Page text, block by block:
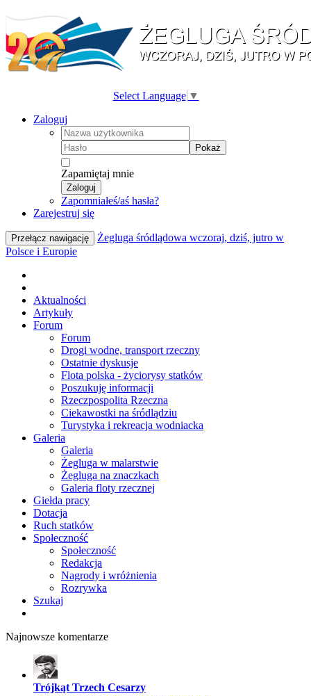
Select Language ▼
Zaloguj
Pokaż
Zapamiętaj mnie
Zaloguj
Zapomniałeś/aś hasła?
Zarejestruj się
Przełącz nawigację
Żegluga śródlądowa wczoraj, dziś, jutro w
Polsce i Europie
Aktualności
Artykuły
Forum
Forum
Drogi wodne, transport rzeczny
Ostatnie dyskusje
Flota polska - życiorysy statków
Poszukuję informacji
Rzeczpospolita Rzeczna
Ciekawostki na śródlądziu
Turystyka i rekreacja wodniacka
Galeria
Galeria
Żegluga w malarstwie
Żegluga na znaczkach
Galeria floty rzecznej
Giełda pracy
Dotacja
Ruch statków
Społeczność
Społeczność
Redakcja
Nagrody i wróżnienia
Rozrywka
Szukaj
Najnowsze komentarze
Trójkąt Trzech Cesarzy